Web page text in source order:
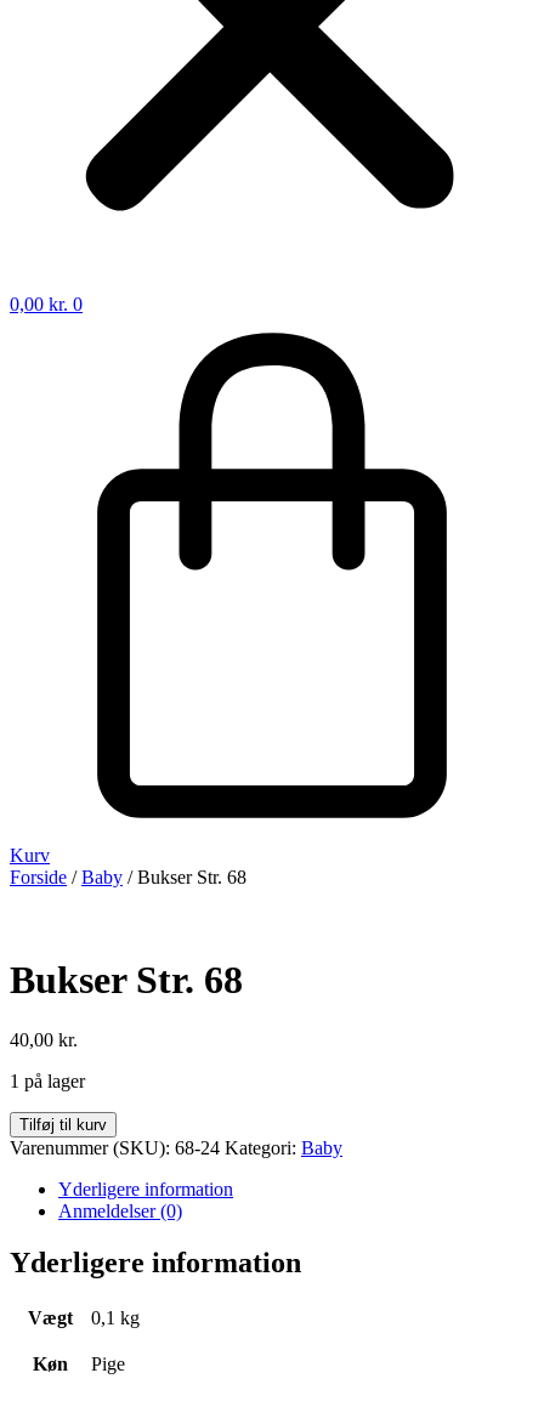
0,00 kr. 0
Kurv
Forside /Baby / Bukser Str. 68
Bukser Str. 68
40,00 kr.
1 på lager
Bukser
Str.
antal
Tilføj til kurv
Varenummer (SKU): 68-24 Kategori: Baby
Yderligere information
Anmeldelser (0)
Yderligere information
Vægt 0,1 kg
Køn Pige